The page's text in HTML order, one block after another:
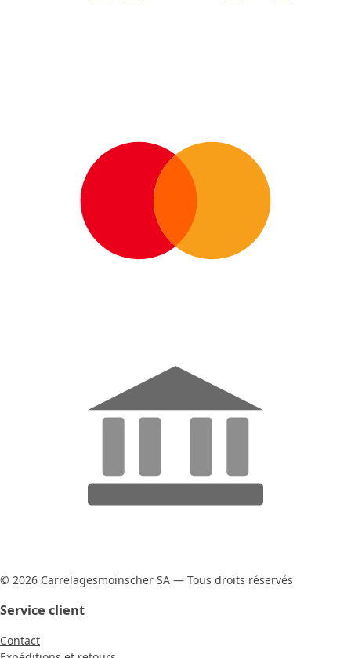
© 2026 Carrelagesmoinscher SA — Tous droits réservés
Service client
Contact